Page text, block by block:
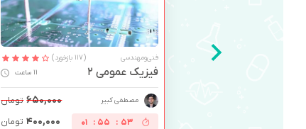
فنی‌ومهندسی (117 بازخورد)
فیزیک عمومی 2 11 ساعت
مصطفی کبیر ۶۵۰,۰۰۰ تومان
53
:
55
:
01 ۴۰۰,۰۰۰ تومان